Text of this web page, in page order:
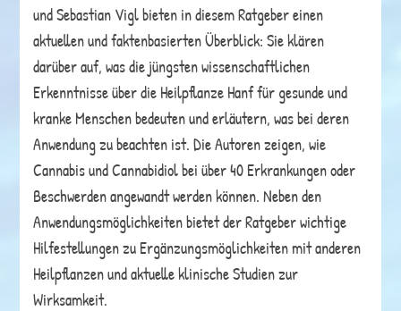
und Sebastian Vigl bieten in diesem Ratgeber einen
aktuellen und faktenbasierten Überblick: Sie klären
darüber auf, was die jüngsten wissenschaftlichen
Erkenntnisse über die Heilpflanze Hanf für gesunde und
kranke Menschen bedeuten und erläutern, was bei deren
Anwendung zu beachten ist. Die Autoren zeigen, wie
Cannabis und Cannabidiol bei über 40 Erkrankungen oder
Beschwerden angewandt werden können. Neben den
Anwendungsmöglichkeiten bietet der Ratgeber wichtige
Hilfestellungen zu Ergänzungsmöglichkeiten mit anderen
Heilpflanzen und aktuelle klinische Studien zur
Wirksamkeit.